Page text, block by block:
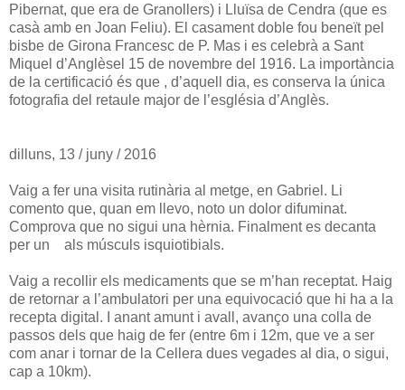
Pibernat, que era de Granollers) i Lluïsa de Cendra (que es
casà amb en Joan Feliu). El casament doble fou beneït pel
bisbe de Girona Francesc de P. Mas i es celebrà a Sant
Miquel d’Anglèsel 15 de novembre del 1916. La importància
de la certificació és que , d’aquell dia, es conserva la única
fotografia del retaule major de l’església d’Anglès.
dilluns, 13 / juny / 2016
Vaig a fer una visita rutinària al metge, en Gabriel. Li
comento que, quan em llevo, noto un dolor difuminat.
Comprova que no sigui una hèrnia. Finalment es decanta
per un als músculs isquiotibials.
Vaig a recollir els medicaments que se m’han receptat. Haig
de retornar a l’ambulatori per una equivocació que hi ha a la
recepta digital. I anant amunt i avall, avanço una colla de
passos dels que haig de fer (entre 6m i 12m, que ve a ser
com anar i tornar de la Cellera dues vegades al dia, o sigui,
cap a 10km).